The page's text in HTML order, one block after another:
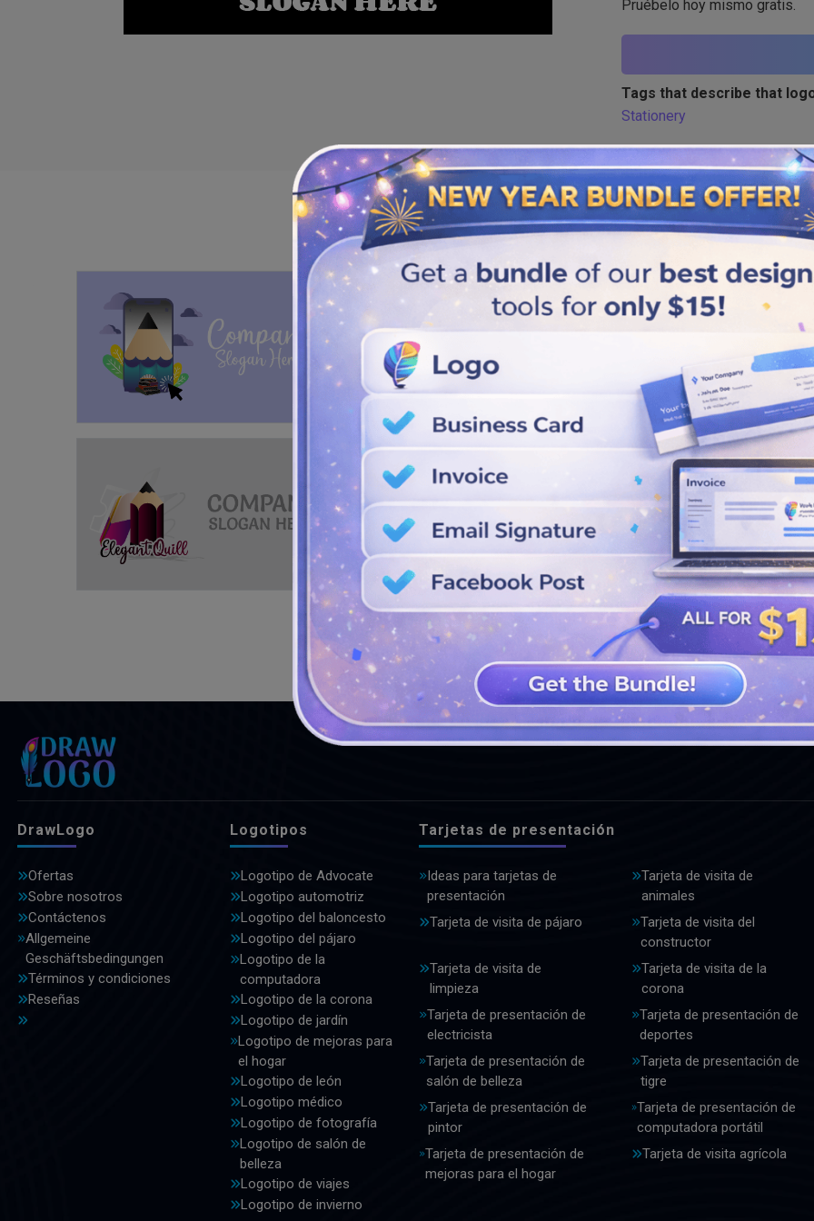
Pruébelo hoy mismo gratis.
Tags that describe that
Stationery
Similar logos
VER MÁS DISEÑOS
DrawLogo
Ofertas
Sobre nosotros
Contáctenos
Allgemeine
Geschäftsbedingungen
Términos y condiciones
Reseñas
Logotipos
Logotipo de Advocate
Logotipo automotriz
Logotipo del baloncesto
Logotipo del pájaro
Logotipo de la
computadora
Logotipo de la corona
Logotipo de jardín
Logotipo de mejoras para
el hogar
Logotipo de león
Logotipo médico
Logotipo de fotografía
Logotipo de salón de
belleza
Logotipo de viajes
Logotipo de invierno
Tarjetas de presentación
Ideas para tarjetas de
presentación
Tarjeta de visita de
animales
Tarjeta de visita de pájaro
Tarjeta de visita del
constructor
Tarjeta de visita de
limpieza
Tarjeta de visita de la
corona
Tarjeta de presentación de
electricista
Tarjeta de presentación de
deportes
Tarjeta de presentación de
salón de belleza
Tarjeta de presentación de
tigre
Tarjeta de presentación de
pintor
Tarjeta de presentación de
computadora portátil
Tarjeta de presentación de
mejoras para el hogar
Tarjeta de visita agrícola